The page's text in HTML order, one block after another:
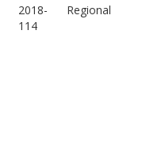
2018-
114
Regional